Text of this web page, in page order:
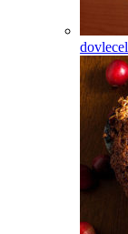
dovlecel